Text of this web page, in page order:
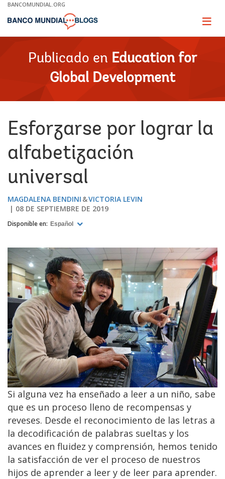
Skip
Main
BANCOMUNDIAL.ORG
Page
Publicado en Education for
Global Development
Esforzarse por lograr la
alfabetización
universal
MAGDALENA BENDINI
VICTORIA LEVIN
08 DE SEPTIEMBRE DE 2019
Disponible en: Español
Si alguna vez ha enseñado a leer a un niño, sabe
que es un proceso lleno de recompensas y
reveses. Desde el reconocimiento de las letras a
la decodificación de palabras sueltas y los
avances en fluidez y comprensión, hemos tenido
la satisfacción de ver el proceso de nuestros
hijos de aprender a leer y de leer para aprender.